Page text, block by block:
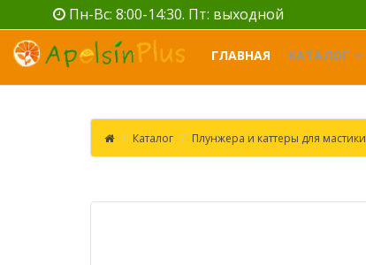
Пн-Вс: 8:00-14:30. Пт: выходной
ГЛАВНАЯ КАТАЛОГ
Каталог Плунжера и каттеры для мастики